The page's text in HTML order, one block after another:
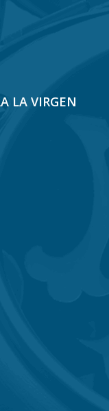
LA VIRGEN